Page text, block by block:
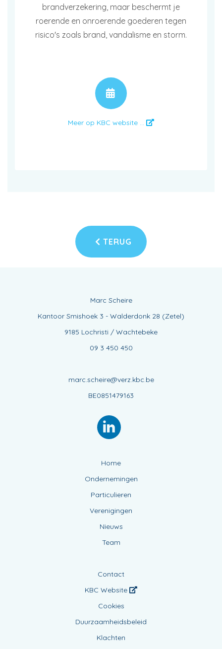
brandverzekering, maar beschermt je
roerende en onroerende goederen tegen
risico's zoals brand, vandalisme en storm.
Meer op KBC website ...
TERUG
Marc Scheire
Kantoor Smishoek 3 - Walderdonk 28 (Zetel)
9185 Lochristi / Wachtebeke
09 3 450 450
marc.scheire@verz.kbc.be
BE0851479163
Home
Ondernemingen
Particulieren
Verenigingen
Nieuws
Team
Contact
KBC Website
Cookies
Duurzaamheidsbeleid
Klachten